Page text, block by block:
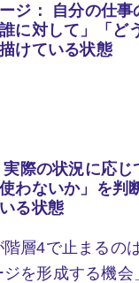
ジ：
自分の仕事
に対して」「ど
けている状態
実際の状況に応じ
わないか」を判
る状態
層4で止まるの
ジを形成する機